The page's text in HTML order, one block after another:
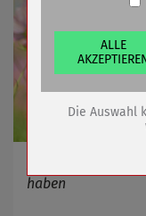
Zweckverband
haben
Anbieter
Zweck
Cookie Name
Cookie Laufzeit
ALLE
Die Auswahl